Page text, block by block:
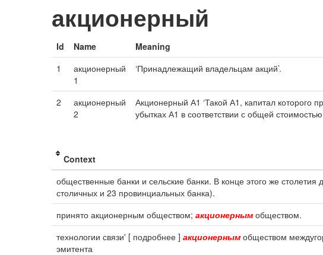
акционерный
Id Name Meaning
1
акционерный
1
‘Принадлежащий владельцам акций’.
2
акционерный
2
Акционерный А1 ‘Такой А1, капитал
убытках А1 в соответствии с общей
Context
общественные банки и сельские банки. В конце этого же столетия
столичных и 23 провинциальных банка).
принято акционерным обществом; акционерным обществом.
технологии связи' [ подробнее ] акционерным обществом
эмитента